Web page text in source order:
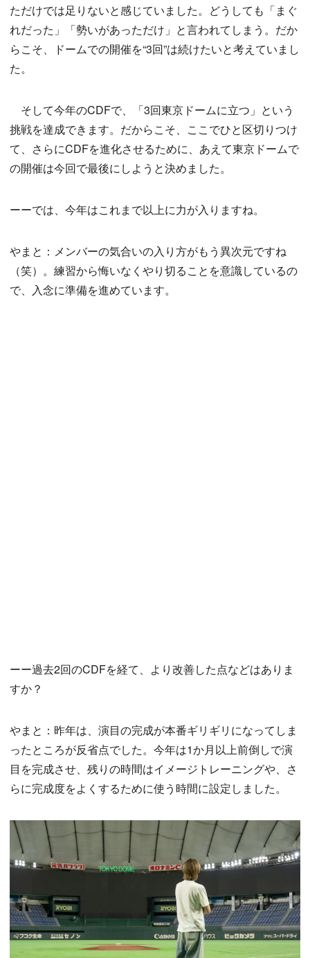
ただけでは足りないと感じていました。どうしても「まぐ
れだった」「勢いがあっただけ」と言われてしまう。だか
らこそ、ドームでの開催を“3回”は続けたいと考えていまし
た。
そして今年のCDFで、「3回東京ドームに立つ」という
挑戦を達成できます。だからこそ、ここでひと区切りつけ
て、さらにCDFを進化させるために、あえて東京ドームで
の開催は今回で最後にしようと決めました。
ーーでは、今年はこれまで以上に力が入りますね。
やまと：メンバーの気合いの入り方がもう異次元ですね
（笑）。練習から悔いなくやり切ることを意識しているの
で、入念に準備を進めています。
ーー過去2回のCDFを経て、より改善した点などはありま
すか？
やまと：昨年は、演目の完成が本番ギリギリになってしま
ったところが反省点でした。今年は1か月以上前倒しで演
目を完成させ、残りの時間はイメージトレーニングや、さ
らに完成度をよくするために使う時間に設定しました。